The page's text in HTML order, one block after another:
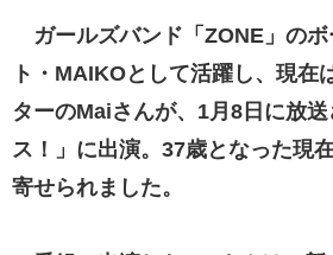
ガールズバンド「ZONE」のボ
ト・MAIKOとして活躍し、現在
ターのMaiさんが、1月8日に放
ス！」に出演。37歳となった現
寄せられました。